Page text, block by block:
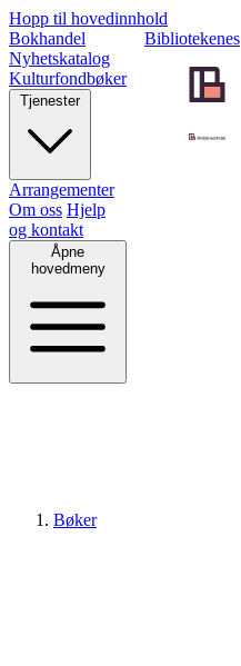
Hopp til hovedinnhold
Bibliotekenes
Bokhandel
Nyhetskatalog
Kulturfondbøker
Tjenester
Arrangementer
Om oss Hjelp
og kontakt
Åpne
hovedmeny
Bøker